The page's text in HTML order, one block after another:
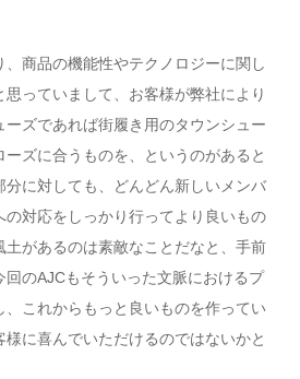
商品の機能性やテクノロジーに関し
っていまして、お客様が弊社により
ズであれば街履き用のタウンシュー
ーズに合うものを、というのがあると
分に対しても、どんどん新しいメンバ
の対応をしっかり行ってより良いもの
土があるのは素敵なことだなと、手前
のAJCもそういった文脈におけるプ
、これからもっと良いものを作ってい
に喜んでいただけるのではないかと